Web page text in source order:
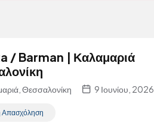
/ Barman | Καλαμαριά
Θεσσαλονίκη 9 Ιουνίου, 2026
Απασχόληση